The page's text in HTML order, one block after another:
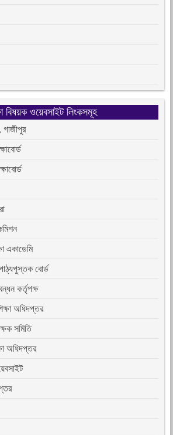
বিষয়ক ওয়েবসাইট লিংকসমূহ
গাজীপুর
একাডেমি
বোর্ড
কর্তৃপক্ষ
অধিদপ্তর
সমিতি
অধিদপ্তর